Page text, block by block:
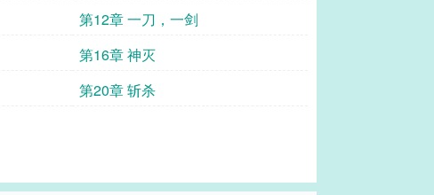
第12章 一刀，一剑
第16章 神灭
第20章 斩杀